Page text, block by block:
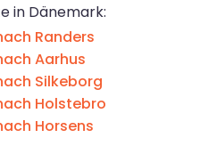
in Dänemark:
Randers
Aarhus
Silkeborg
Holstebro
Horsens